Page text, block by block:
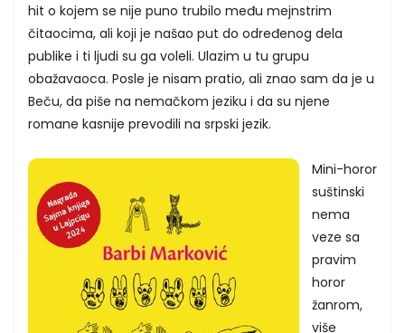
hit o kojem se nije puno trubilo među mejnstrim
čitaocima, ali koji je našao put do određenog dela
publike i ti ljudi su ga voleli. Ulazim u tu grupu
obažavaoca. Posle je nisam pratio, ali znao sam da je u
Beču, da piše na nemačkom jeziku i da su njene
romane kasnije prevodili na srpski jezik.
Mini-horor
suštinski
nema
veze sa
pravim
horor
žanrom,
više